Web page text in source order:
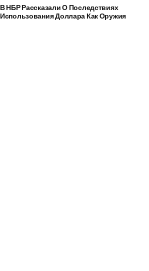
В НБР Рассказали О Последствиях
Использования Доллара Как Оружия